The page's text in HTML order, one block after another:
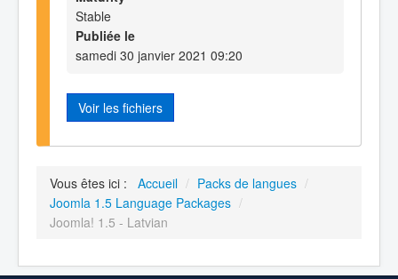
Stable
Publiée le
samedi 30 janvier 2021 09:20
Voir les fichiers
Vous êtes ici : Accueil / Packs de langues /
Joomla 1.5 Language Packages /
Joomla! 1.5 - Latvian